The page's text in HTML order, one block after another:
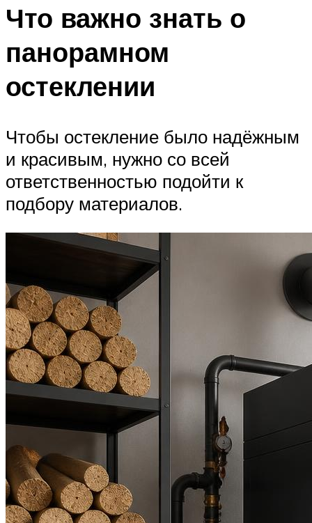
Что важно знать о
панорамном
остеклении
Чтобы остекление было надёжным
и красивым, нужно со всей
ответственностью подойти к
подбору материалов.